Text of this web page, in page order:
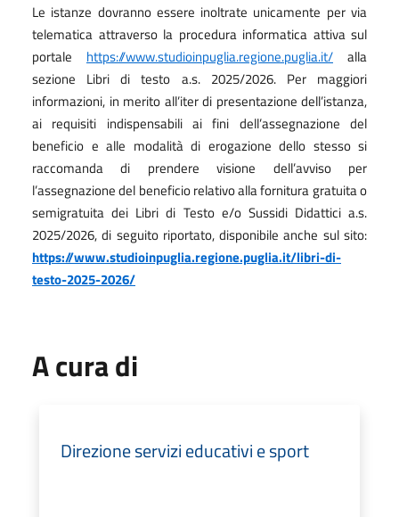
Le istanze dovranno essere inoltrate unicamente per via
telematica attraverso la procedura informatica attiva sul
portale https://www.studioinpuglia.regione.puglia.it/ alla
sezione Libri di testo a.s. 2025/2026. Per maggiori
informazioni, in merito all’iter di presentazione dell’istanza,
ai requisiti indispensabili ai fini dell’assegnazione del
beneficio e alle modalità di erogazione dello stesso si
raccomanda di prendere visione dell’avviso per
l’assegnazione del beneficio relativo alla fornitura gratuita o
semigratuita dei Libri di Testo e/o Sussidi Didattici a.s.
2025/2026, di seguito riportato, disponibile anche sul sito:
https://www.studioinpuglia.regione.puglia.it/libri-di-
testo-2025-2026/
A cura di
Direzione servizi educativi e sport